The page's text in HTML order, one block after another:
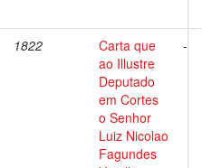
1822
Carta que
ao Illustre
Deputado
em Cortes
o Senhor
Luiz Nicolao
Fagundes
-